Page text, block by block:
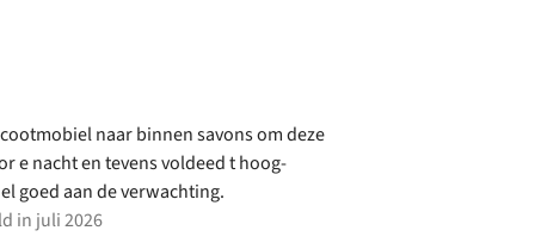
naar binnen savons om deze
e nacht en tevens voldeed t hoog-
goed aan de verwachting.
in juli 2026